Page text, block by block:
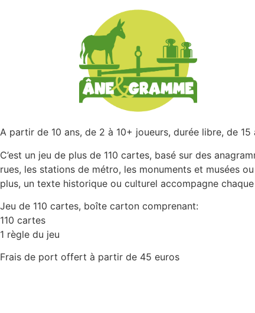
A partir de 10 ans, de 2 à 10+ joueurs, durée libre, de 15
C’est un jeu de plus de 110 cartes, basé sur des
rues, les stations de métro, les monuments et musées
plus, un texte historique ou culturel accompagne
Jeu de 110 cartes, boîte carton comprenant:
110 cartes
1 règle du jeu
Frais de port offert à partir de 45 euros